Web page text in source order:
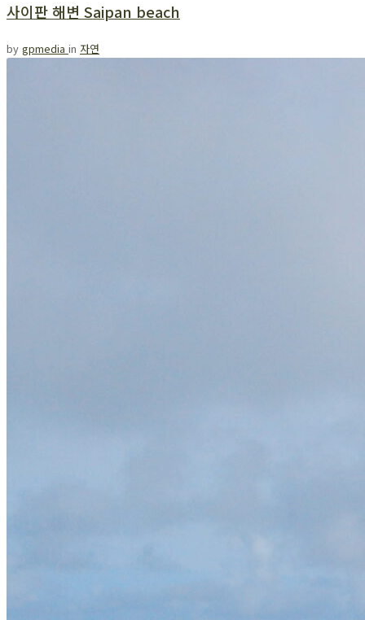
사이판 해변 Saipan beach
by gpmedia in 자연